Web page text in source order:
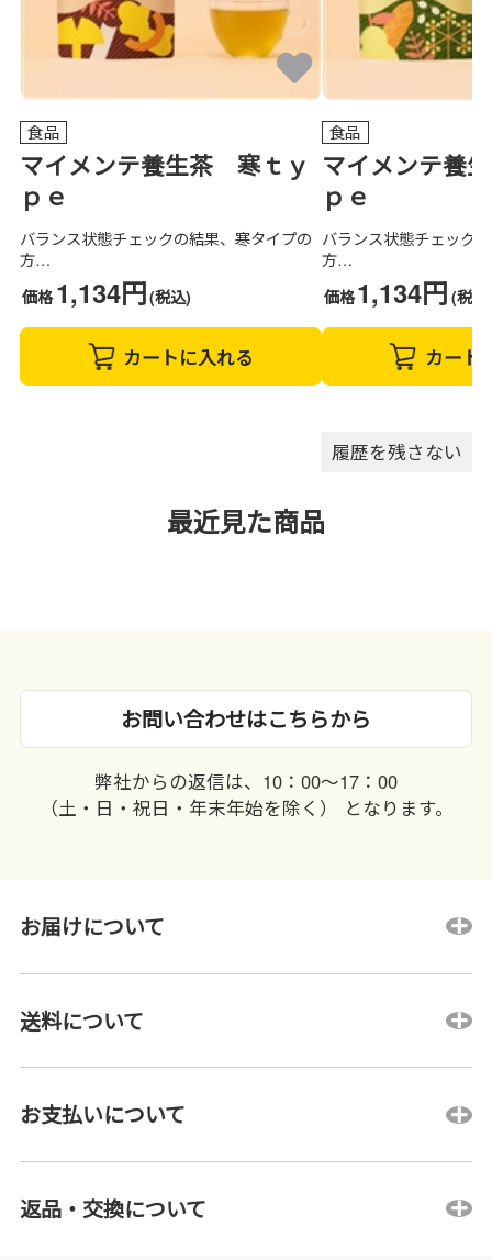
マイメンテ養生茶 寒ｔｙ
ｐｅ
食品
バランス状態チェックの結果、寒タイプの
方…
価格1,134円(税込)
カートに入れる
マイメンテ養
ｐｅ
食品
バランス状態チェック
方…
価格1,134円 (税込)
カート
履歴を残さない
最近見た商品
お問い合わせはこちらから
弊社からの返信は、10：00〜17：00
（土・日・祝日・年末年始を除く） となります。
お届けについて
送料について
お支払いについて
返品・交換について